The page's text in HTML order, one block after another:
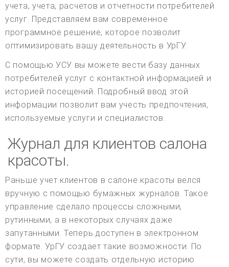
учета, учета, расчетов и отчетности потребителей
услуг. Представляем вам современное
программное решение, которое позволит
оптимизировать вашу деятельность в УрГУ.
С помощью УСУ вы можете вести базу данных
потребителей услуг с контактной информацией и
историей посещений. Подробный ввод этой
информации позволит вам учесть предпочтения,
используемые услуги и специалистов.
Журнал для клиентов салона
красоты.
Раньше учет клиентов в салоне красоты велся
вручную с помощью бумажных журналов. Такое
управление сделало процессы сложными,
рутинными, а в некоторых случаях даже
запутанными. Теперь доступен в электронном
формате. УрГУ создает такие возможности. По
сути, вы можете создать отдельную историю